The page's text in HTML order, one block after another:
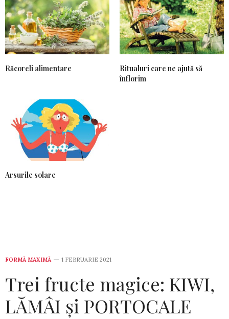
Răcoreli alimentare
Ritualuri care ne ajută să
înflorim
Arsurile solare
FORMĂ MAXIMĂ 1 FEBRUARIE 2021
Trei fructe magice: KIWI,
LĂMÂI și PORTOCALE